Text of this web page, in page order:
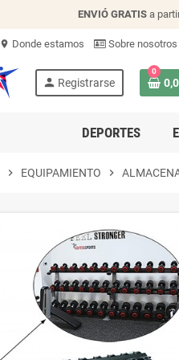
ENVIÓ GRATIS a
location_on Donde estamos Sobre nosotros
person Registrarse
0
DEPORTES
chevron_right EQUIPAMIENTO chevron_right